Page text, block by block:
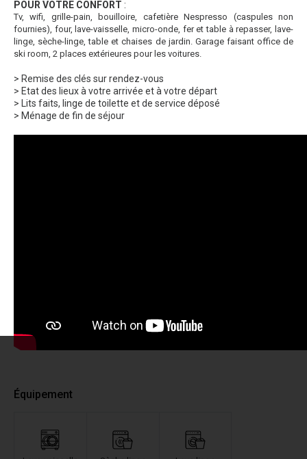
POUR VOTRE CONFORT :
Tv, wifi, grille-pain, bouilloire, cafetière Nespresso (caspules non
fournies), four, lave-vaisselle, micro-onde, fer et table à repasser, lave-
linge, sèche-linge, table et chaises de jardin. Garage faisant office de
ski room, 2 places extérieures pour les voitures.
> Remise des clés sur rendez-vous
> Etat des lieux à votre arrivée et à votre départ
> Lits faits, linge de toilette et de service déposé
> Ménage de fin de séjour
Équipement